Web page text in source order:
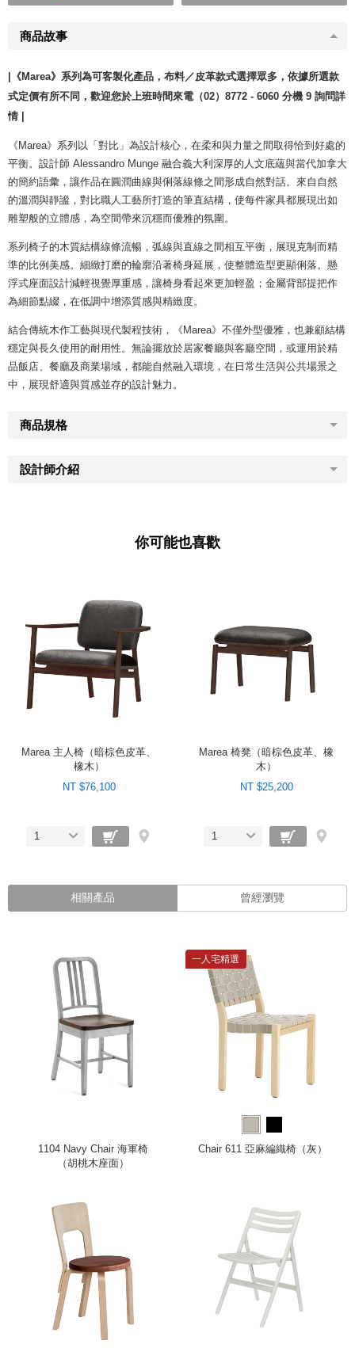
商品故事
《Marea》系列為可客製化產品，布料／皮革款式選擇眾多，依據所選款
式定價有所不同，歡迎您於上班時間來電（02）8772 - 6060 分機 9 詢問詳
情
《Marea》系列以「對比」為設計核心，在柔和與力量之間取得恰到好處的
平衡。設計師 Alessandro Munge 融合義大利深厚的人文底蘊與當代加拿大
的簡約語彙，讓作品在圓潤曲線與俐落線條之間形成自然對話。來自自然
的溫潤與靜謐，對比職人工藝所打造的筆直結構，使每件家具都展現出如
雕塑般的立體感，為空間帶來沉穩而優雅的氛圍。
系列椅子的木質結構線條流暢，弧線與直線之間相互平衡，展現克制而精
準的比例美感。細緻打磨的輪廓沿著椅身延展，使整體造型更顯俐落。懸
浮式座面設計減輕視覺厚重感，讓椅身看起來更加輕盈；金屬背部提把作
為細節點綴，在低調中增添質感與精緻度。
結合傳統木作工藝與現代製程技術，《Marea》不僅外型優雅，也兼顧結構
穩定與長久使用的耐用性。無論擺放於居家餐廳與客廳空間，或運用於精
品飯店、餐廳及商業場域，都能自然融入環境，在日常生活與公共場景之
中，展現舒適與質感並存的設計魅力。
商品規格
設計師介紹
你可能也喜歡
Marea 主人椅（暗棕色皮革、
橡木）
NT $76,100
1
Marea 椅凳（暗棕色皮革、橡
木）
NT $25,200
1
相關產品 曾經瀏覽
1104 Navy Chair 海軍椅
（胡桃木座面）
一人宅精選
Chair 611 亞麻編織椅（灰）